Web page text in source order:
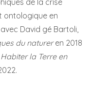
de la crise
ontologique en
David gé Bartoli,
du natureren 2018
la Terre en